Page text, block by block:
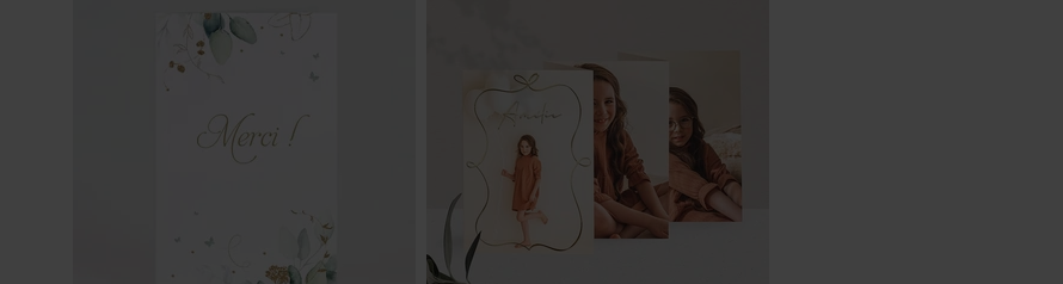
Diffuseur de parfum communion en
Mini pot en verre communion et son
couvercle en liège